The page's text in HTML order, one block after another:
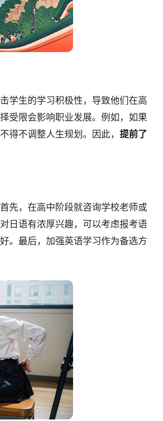
学生的学习积极性，导致他们在高
受限会影响职业发展。例如，如果
得不调整人生规划。因此， 提前了
先，在高中阶段就咨询学校老师或
日语有浓厚兴趣，可以考虑报考语
。最后，加强英语学习作为备选方